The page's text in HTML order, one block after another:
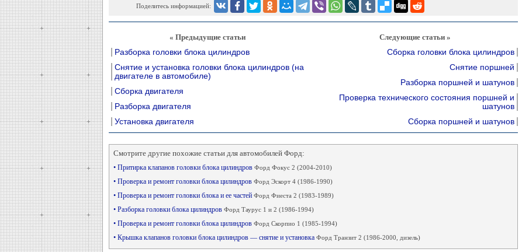
Поделитесь информацией:
« Предыдущие статьи
Разборка головки блока цилиндров
Снятие и установка головки блока цилиндров (на
двигателе в автомобиле)
Сборка двигателя
Разборка двигателя
Установка двигателя
Следующие статьи »
Сборка головки блока цилиндров
Снятие поршней
Разборка поршней и шатунов
Проверка технического состояния поршней и
шатунов
Сборка поршней и шатунов
Смотрите другие похожие статьи для автомобилей Форд:
• Притирка клапанов головки блока цилиндров Форд Фокус 2 (2004-2010)
• Проверка и ремонт головки блока цилиндров Форд Эскорт 4 (1986-1990)
• Проверка и ремонт головки блока и ее частей Форд Фиеста 2 (1983-1989)
• Разборка головки блока цилиндров Форд Таурус 1 и 2 (1986-1994)
• Проверка и ремонт головки блока цилиндров Форд Скорпио 1 (1985-1994)
• Крышка клапанов головки блока цилиндров — снятие и установка Форд Транзит 2 (1986-2000, дизель)